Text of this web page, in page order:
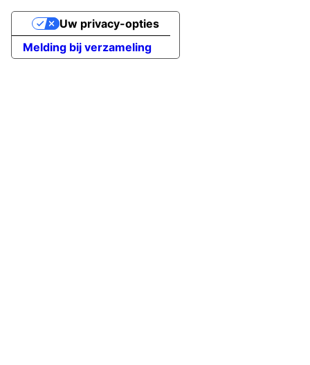
Melding bij verzameling
Uw privacy-opties